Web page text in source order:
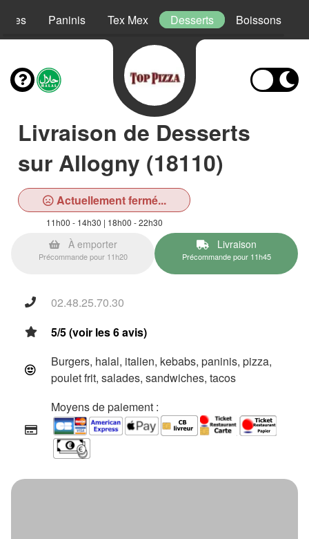
Paninis Tex Mex Desserts Boissons
Livraison de Desserts
sur Allogny (18110)
Actuellement fermé...
11h00 - 14h30 | 18h00 - 22h30
À emporter
Précommande pour 11h20
Livraison
Précommande pour 11h45
02.48.25.70.30
5/5 (voir les 6 avis)
Burgers, halal, italien, kebabs, paninis, pizza,
poulet frit, salades, sandwiches, tacos
Moyens de paiement :